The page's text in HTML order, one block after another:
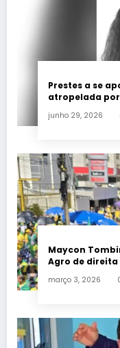
Prestes a se
atropelada
junho 29, 2026
Maycon
Agro de
março 3, 2026